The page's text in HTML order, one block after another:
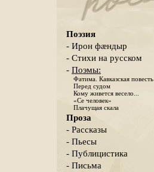
Поэзия
- Ирон фæндыр
- Стихи на русском
- Поэмы:
Фатима. Кавказская повесть
Перед судом
Кому живется весело...
«Се человек»
Плачущая скала
Проза
- Рассказы
- Пьесы
- Публицистика
- Письма